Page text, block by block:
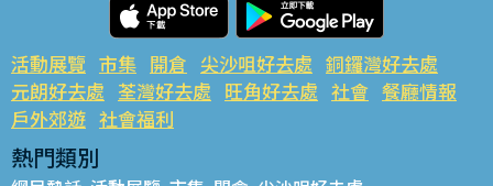
活動展覽 市集 開倉 尖沙咀好去處 銅鑼灣好去處
元朗好去處 荃灣好去處 旺角好去處 社會 餐廳情報
戶外郊遊 社會福利
熱門類別